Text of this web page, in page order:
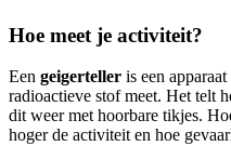
Hoe meet je activiteit?
Een geigerteller is een
radioactieve stof meet. Het telt
dit weer met hoorbare tikjes.
hoger de activiteit en hoe